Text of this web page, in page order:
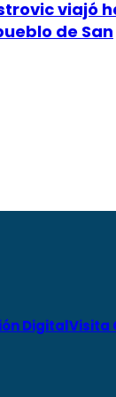
viajó
de San
DigitalVisita